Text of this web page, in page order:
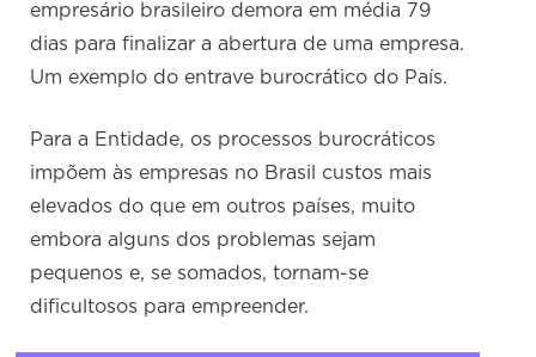
empresário brasileiro demora em média 79
dias para finalizar a abertura de uma empresa.
Um exemplo do entrave burocrático do País.
Para a Entidade, os processos burocráticos
impõem às empresas no Brasil custos mais
elevados do que em outros países, muito
embora alguns dos problemas sejam
pequenos e, se somados, tornam-se
dificultosos para empreender.